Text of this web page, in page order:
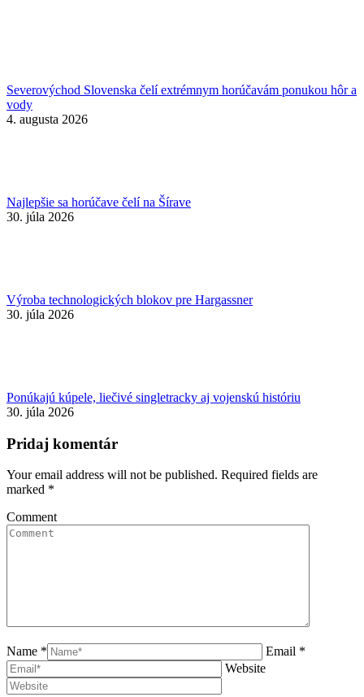
Severovýchod Slovenska čelí extrémnym horúčavám ponukou hôr a
vody
4. augusta 2026
Najlepšie sa horúčave čelí na Šírave
30. júla 2026
Výroba technologických blokov pre Hargassner
30. júla 2026
Ponúkajú kúpele, liečivé singletracky aj vojenskú históriu
30. júla 2026
Pridaj komentár
Your email address will not be published. Required fields are
marked *
Comment
Name *
Email *
Website